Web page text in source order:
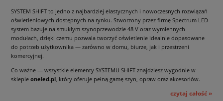
SYSTEM SHIFT to jedno z najbardziej elastycznych i nowoczesnych rozwiązań
oświetleniowych dostępnych na rynku. Stworzony przez firmę Spectrum LED
system bazuje na smukłym szynoprzewodzie 48 V oraz wymiennych
modułach, dzięki czemu pozwala tworzyć oświetlenie idealnie dopasowane
do potrzeb użytkownika — zarówno w domu, biurze, jak i przestrzeni
komercyjnej.
Co ważne — wszystkie elementy SYSTEMU SHIFT znajdziesz wygodnie w
sklepie oneled.pl , który oferuje pełną gamę szyn, opraw oraz akcesoriów.
czytaj całość »